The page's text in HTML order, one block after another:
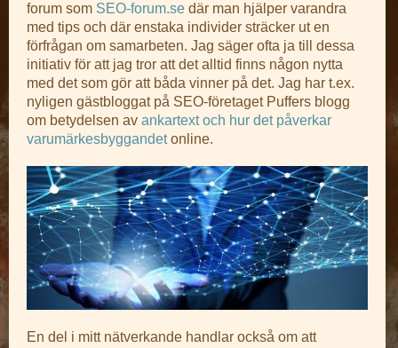
forum som SEO-forum.sedär man hjälper varandra
med tips och där enstaka individer sträcker ut en
förfrågan om samarbeten. Jag säger ofta ja till dessa
initiativ för att jag tror att det alltid finns någon nytta
med det som gör att båda vinner på det. Jag har t.ex.
nyligen gästbloggat på SEO-företaget Puffers blogg
om betydelsen av ankartext och hur det påverkar
varumärkesbyggandetonline.
En del i mitt nätverkande handlar också om att